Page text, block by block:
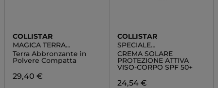
COLLISTAR
MAGICA TERRA
ABBRONZANTE
Terra Abbronzante in
Polvere Compatta
29,40 €
COLLISTAR
SPECIALE
ABBRONZATURA
PERFETTA
CREMA SOLARE
PROTEZIONE ATTIVA
VISO-CORPO SPF 50+
24,54 €